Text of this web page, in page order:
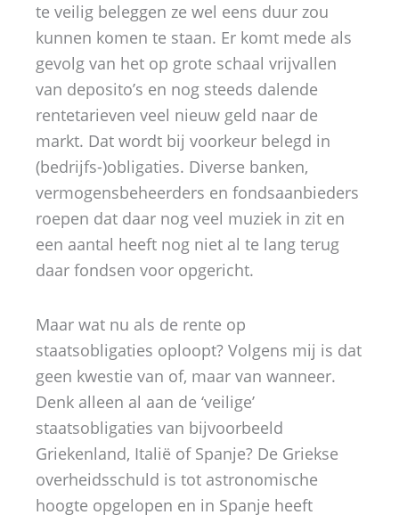
te veilig beleggen ze wel eens duur zou
kunnen komen te staan. Er komt mede als
gevolg van het op grote schaal vrijvallen
van deposito’s en nog steeds dalende
rentetarieven veel nieuw geld naar de
markt. Dat wordt bij voorkeur belegd in
(bedrijfs-)obligaties. Diverse banken,
vermogensbeheerders en fondsaanbieders
roepen dat daar nog veel muziek in zit en
een aantal heeft nog niet al te lang terug
daar fondsen voor opgericht.
Maar wat nu als de rente op
staatsobligaties oploopt? Volgens mij is dat
geen kwestie van of, maar van wanneer.
Denk alleen al aan de ‘veilige’
staatsobligaties van bijvoorbeeld
Griekenland, Italië of Spanje? De Griekse
overheidsschuld is tot astronomische
hoogte opgelopen en in Spanje heeft